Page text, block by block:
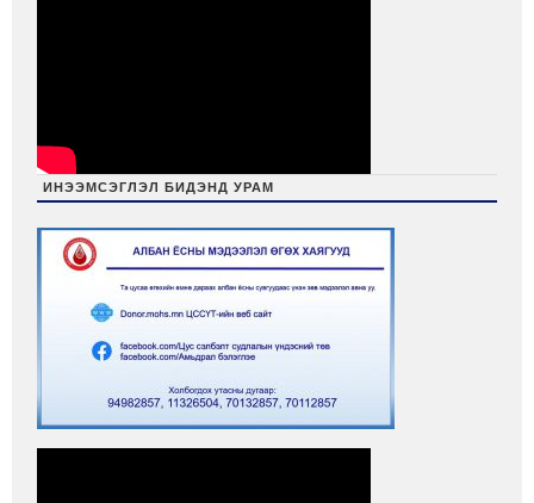
ИНЭЭМСЭГЛЭЛ БИДЭНД УРАМ